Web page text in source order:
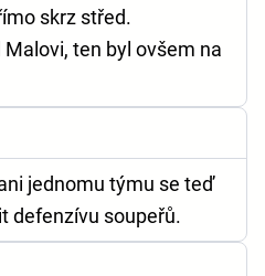
skrz střed.
ten byl ovšem na
jednomu týmu se teď
defenzívu soupeřů.